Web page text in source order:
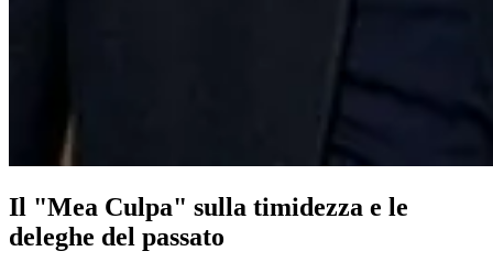
Il "Mea Culpa" sulla timidezza e le
deleghe del passato